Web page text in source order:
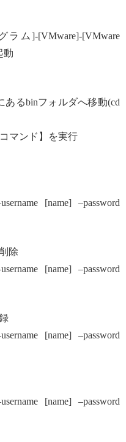
ム]-[VMware]-[VMware
動
あるbinフォルダへ移動(cd
マンド】を実行
[name] –password
除
[name] –password
[name] –password
[name] –password